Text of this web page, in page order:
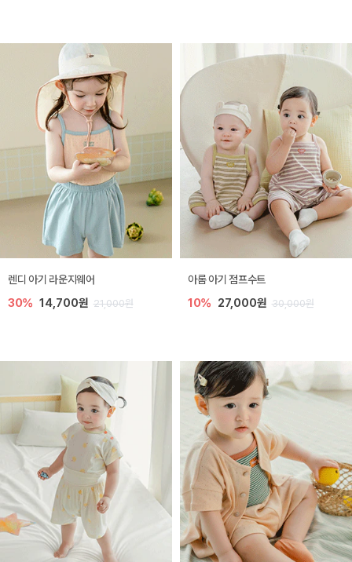
렌디 아기 라운지웨어
30% 14,700원 21,000원
아롬 아기 점프수트
10% 27,000원 30,000원